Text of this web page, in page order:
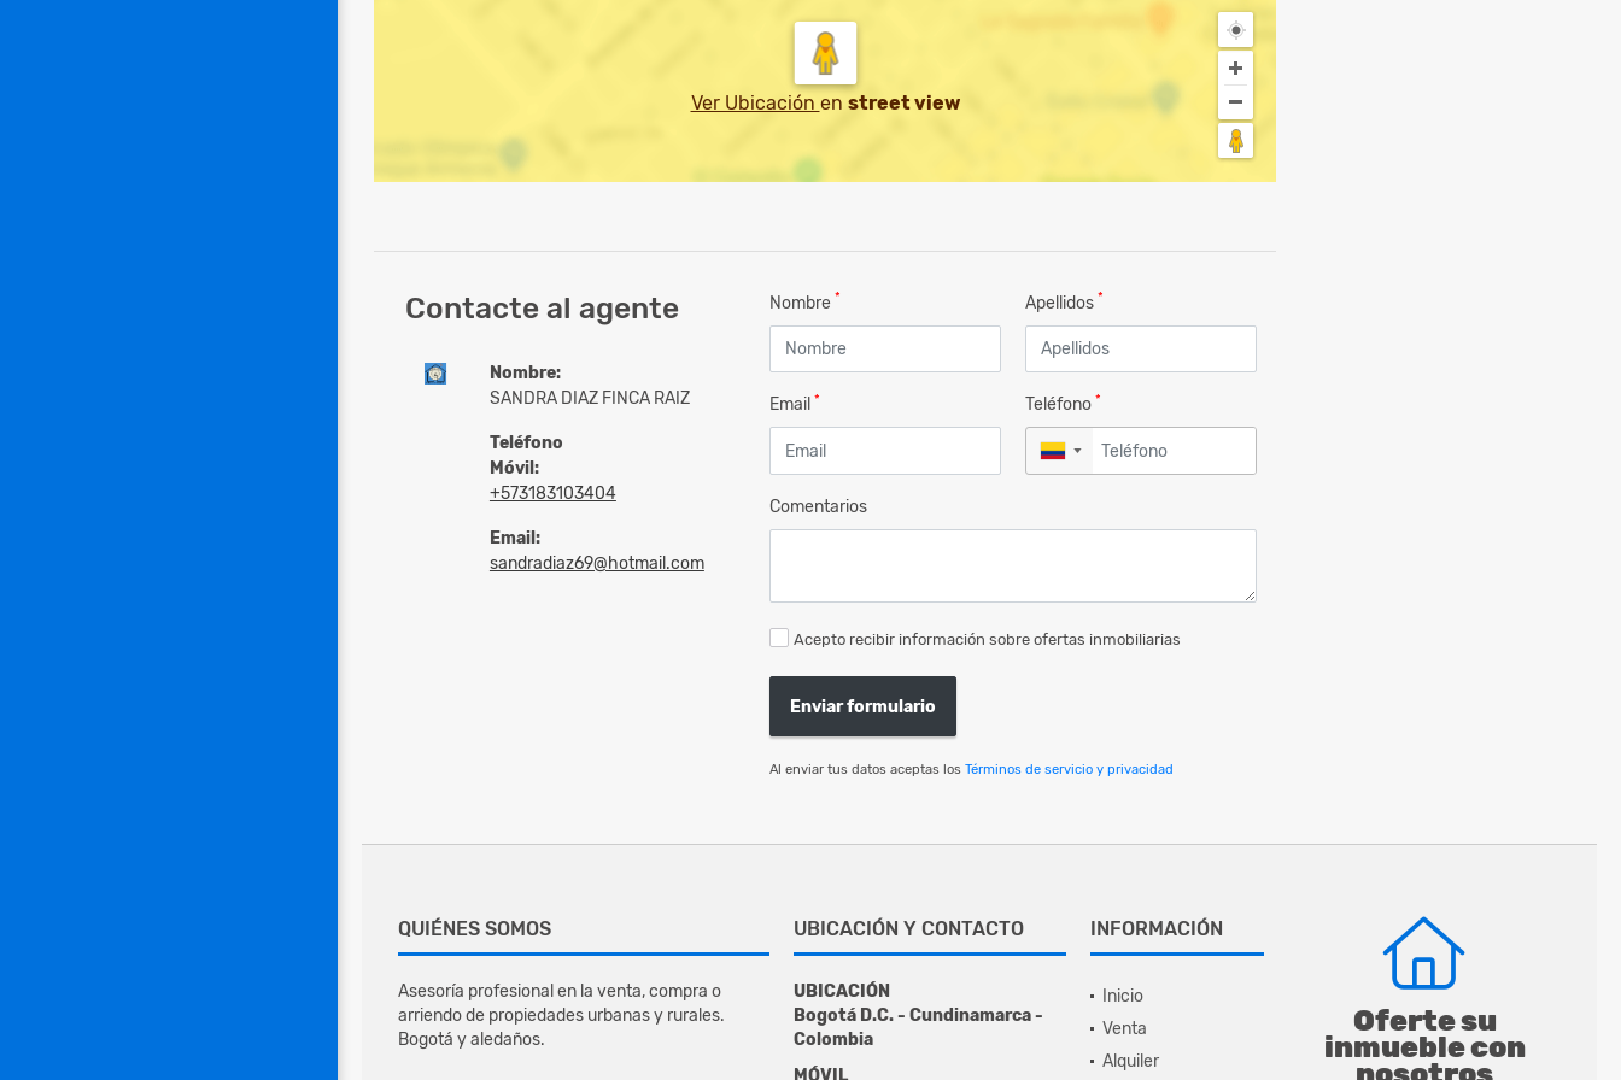
Ver Ubicación en street view
Contacte al agente
Nombre:
SANDRA DIAZ FINCA RAIZ
Teléfono
Móvil:
+573183103404
Email:
sandradiaz69@hotmail.com
Nombre * Apellidos *
Email * Teléfono *
▼
Comentarios
Acepto recibir información sobre ofertas inmobiliarias
Enviar formulario
Al enviar tus datos aceptas los Términos de servicio y privacidad
QUIÉNES SOMOS
Asesoría profesional en la venta, compra o
arriendo de propiedades urbanas y rurales.
Bogotá y aledaños.
UBICACIÓN Y CONTACTO
UBICACIÓN
Bogotá D.C. - Cundinamarca -
Colombia
INFORMACIÓN
Inicio
Venta
Alquiler
Oferte su
inmueble con